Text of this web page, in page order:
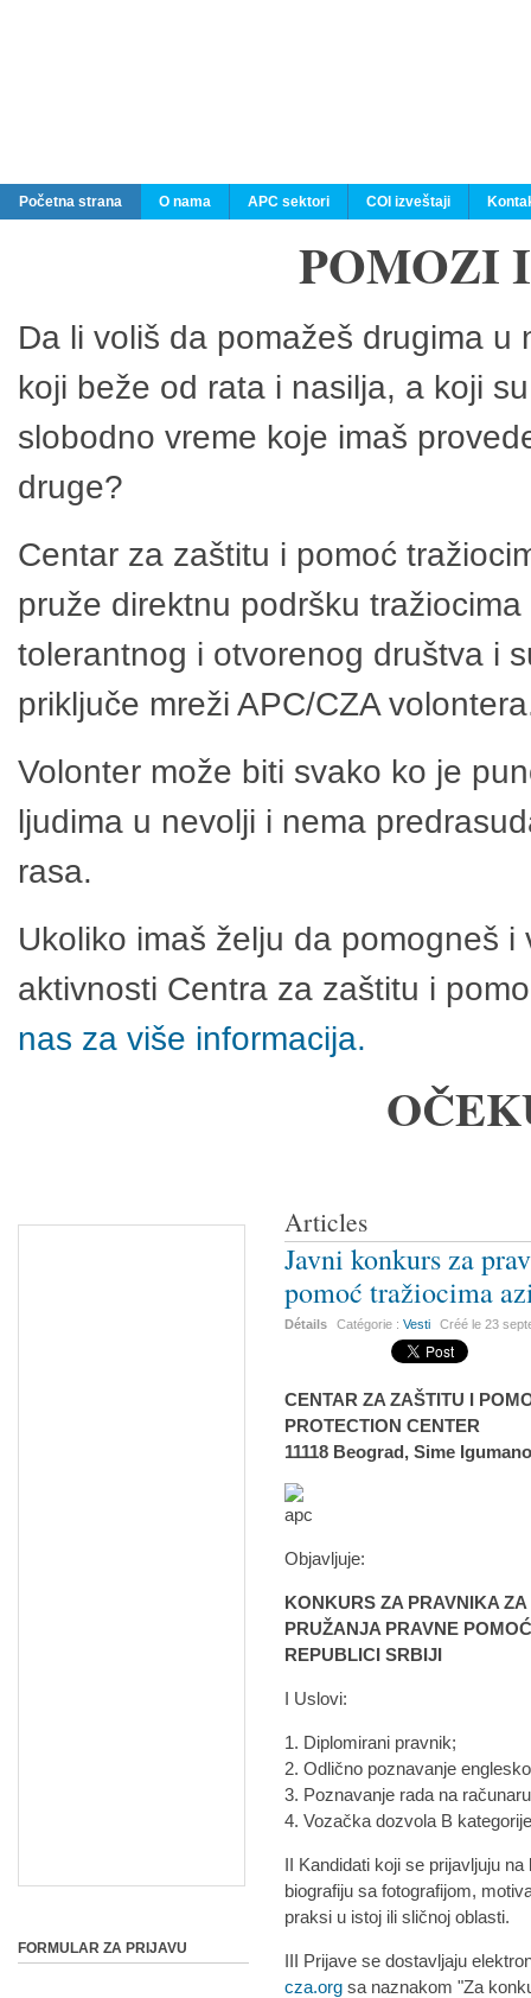
Početna strana O nama APC sektori COI izveštaji
POMOZI
Da li voliš da pomažeš drugima
koji beže od rata i nasilja, a koji
slobodno vreme koje imaš
druge?
Centar za zaštitu i pomoć
pruže direktnu podršku
tolerantnog i otvorenog društva i
priključe mreži APC/CZA
Volonter može biti svako ko je
ljudima u nevolji i nema
rasa.
Ukoliko imaš želju da pomogneš
aktivnosti Centra za zaštitu i
nas za više informacija.
Articles
Javni konkurs za
pomoć tražiocima
Détails Catégorie :Vesti Créé le23
CENTAR ZA ZAŠTITU I
PROTECTION CENTER
11118 Beograd, Sime
Objavljuje:
KONKURS ZA PRAVNIKA
PRUŽANJA PRAVNE
REPUBLICI SRBIJI
I Uslovi:
1. Diplomirani pravnik;
2. Odlično poznavanje
3. Poznavanje rada na
4. Vozačka dozvola B
II Kandidati koji se prijavljuju
biografiju sa fotografijom,
praksi u istoj ili sličnoj oblasti.
III Prijave se dostavljaju
cza.org sa naznakom "Za
FORMULAR ZA PRIJAVU